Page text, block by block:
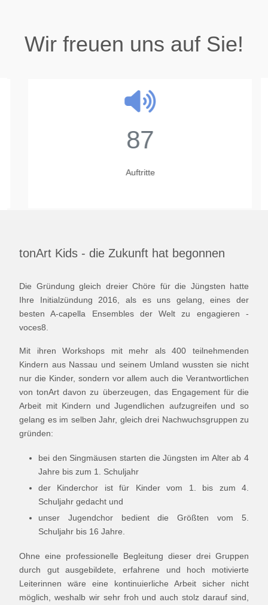
Wir freuen uns auf Sie!
87
Auftritte
tonArt Kids - die Zukunft hat begonnen
Die Gründung gleich dreier Chöre für die Jüngsten hatte
Ihre Initialzündung 2016, als es uns gelang, eines der
besten A-capella Ensembles der Welt zu engagieren -
voces8.
Mit ihren Workshops mit mehr als 400 teilnehmenden
Kindern aus Nassau und seinem Umland wussten sie nicht
nur die Kinder, sondern vor allem auch die Verantwortlichen
von tonArt davon zu überzeugen, das Engagement für die
Arbeit mit Kindern und Jugendlichen aufzugreifen und so
gelang es im selben Jahr, gleich drei Nachwuchsgruppen zu
gründen:
bei den Singmäusen starten die Jüngsten im Alter ab 4
Jahre bis zum 1. Schuljahr
der Kinderchor ist für Kinder vom 1. bis zum 4.
Schuljahr gedacht und
unser Jugendchor bedient die Größten vom 5.
Schuljahr bis 16 Jahre.
Ohne eine professionelle Begleitung dieser drei Gruppen
durch gut ausgebildete, erfahrene und hoch motivierte
Leiterinnen wäre eine kontinuierliche Arbeit sicher nicht
möglich, weshalb wir sehr froh und auch stolz darauf sind,